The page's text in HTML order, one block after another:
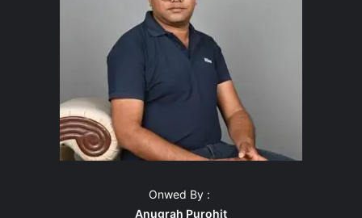
Onwed By :
Anugrah Purohit